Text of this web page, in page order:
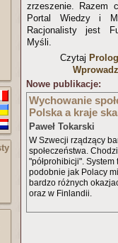
zrzeszenie. Razem
Portal Wiedzy i
Racjonalisty jest
Myśli.
Czytaj
Nowe publikacje:
Wychowanie
Polska a kraje
Paweł Tokarski
W Szwecji rządzący
społeczeństwa.
"półprohibicji".
podobnie jak Polacy
bardzo różnych
oraz w Finlandii.